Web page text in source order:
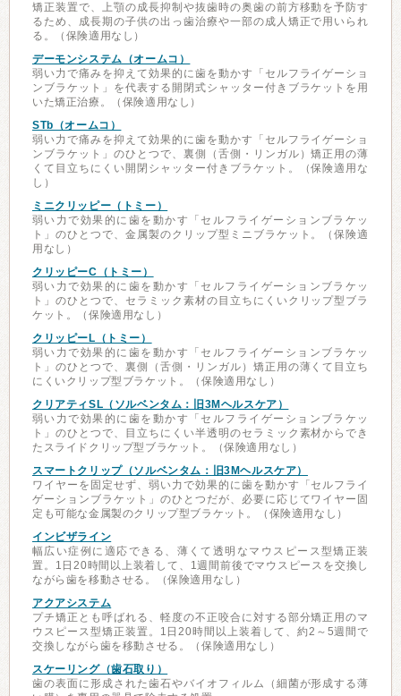
矯正装置で、上顎の成長抑制や抜歯時の奥歯の前方移動を予防す
るため、成長期の子供の出っ歯治療や一部の成人矯正で用いられ
る。（保険適用なし）
デーモンシステム（オームコ）
弱い力で痛みを抑えて効果的に歯を動かす「セルフライゲーショ
ンブラケット」を代表する開閉式シャッター付きブラケットを用
いた矯正治療。（保険適用なし）
STb（オームコ）
弱い力で痛みを抑えて効果的に歯を動かす「セルフライゲーショ
ンブラケット」のひとつで、裏側（舌側・リンガル）矯正用の薄
くて目立ちにくい開閉シャッター付きブラケット。（保険適用な
し）
ミニクリッピー（トミー）
弱い力で効果的に歯を動かす「セルフライゲーションブラケッ
ト」のひとつで、金属製のクリップ型ミニブラケット。（保険適
用なし）
クリッピーC（トミー）
弱い力で効果的に歯を動かす「セルフライゲーションブラケッ
ト」のひとつで、セラミック素材の目立ちにくいクリップ型ブラ
ケット。（保険適用なし）
クリッピーL（トミー）
弱い力で効果的に歯を動かす「セルフライゲーションブラケッ
ト」のひとつで、裏側（舌側・リンガル）矯正用の薄くて目立ち
にくいクリップ型ブラケット。（保険適用なし）
クリアティSL（ソルベンタム：旧3Mヘルスケア）
弱い力で効果的に歯を動かす「セルフライゲーションブラケッ
ト」のひとつで、目立ちにくい半透明のセラミック素材からでき
たスライドクリップ型ブラケット。（保険適用なし）
スマートクリップ（ソルベンタム：旧3Mヘルスケア）
ワイヤーを固定せず、弱い力で効果的に歯を動かす「セルフライ
ゲーションブラケット」のひとつだが、必要に応じてワイヤー固
定も可能な金属製のクリップ型ブラケット。（保険適用なし）
インビザライン
幅広い症例に適応できる、薄くて透明なマウスピース型矯正装
置。1日20時間以上装着して、1週間前後でマウスピースを交換し
ながら歯を移動させる。（保険適用なし）
アクアシステム
プチ矯正とも呼ばれる、軽度の不正咬合に対する部分矯正用のマ
ウスピース型矯正装置。1日20時間以上装着して、約2～5週間で
交換しながら歯を移動させる。（保険適用なし）
スケーリング（歯石取り）
歯の表面に形成された歯石やバイオフィルム（細菌が形成する薄